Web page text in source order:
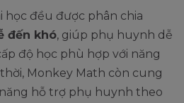
học đều được phân chia
đến khó, giúp phụ huynh dễ
độ học phù hợp với năng
Monkey Math còn cung
hỗ trợ phụ huynh theo